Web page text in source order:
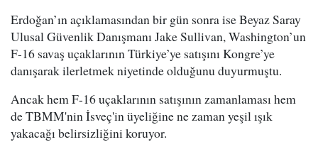
Erdoğan’ın açıklamasından bir gün sonra ise Beyaz Saray
Ulusal Güvenlik Danışmanı Jake Sullivan, Washington’un
F-16 savaş uçaklarının Türkiye’ye satışını Kongre’ye
danışarak ilerletmek niyetinde olduğunu duyurmuştu.
Ancak hem F-16 uçaklarının satışının zamanlaması hem
de TBMM'nin İsveç'in üyeliğine ne zaman yeşil ışık
yakacağı belirsizliğini koruyor.